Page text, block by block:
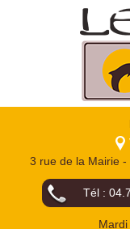
3 rue de la Mairie -
Tél :